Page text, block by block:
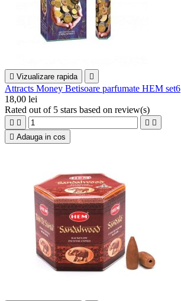
 Vizualizare rapida 
Attracts Money Betisoare parfumate HEM set6
18,00 lei
Rated out of 5 stars based on review(s)
   
 Adauga in cos